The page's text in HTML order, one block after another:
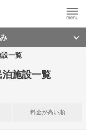
一覧
施設一覧
料金が高い順